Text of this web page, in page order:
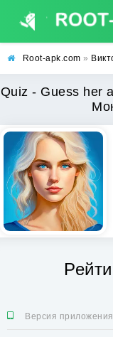
Root-apk.com »
Quiz - Guess her
Версия